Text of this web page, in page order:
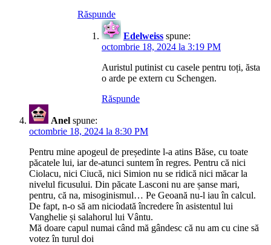
Răspunde
Edelweiss spune:
octombrie 18, 2024 la 3:19 PM
Auristul putinist cu casele pentru toți, ăsta
o arde pe extern cu Schengen.
Răspunde
Anel spune:
octombrie 18, 2024 la 8:30 PM
Pentru mine apogeul de președinte l-a atins Băse, cu toate
păcatele lui, iar de-atunci suntem în regres. Pentru că nici
Ciolacu, nici Ciucă, nici Simion nu se ridică nici măcar la
nivelul ficusului. Din păcate Lasconi nu are șanse mari,
pentru, că na, misoginismul… Pe Geoană nu-l iau în calcul.
De fapt, n-o să am niciodată încredere în asistentul lui
Vanghelie și salahorul lui Vântu.
Mă doare capul numai când mă gândesc că nu am cu cine să
votez în turul doi